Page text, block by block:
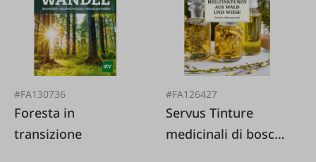
#FA130736
Foresta in
transizione
#FA126427
Servus Tinture
medicinali di bosco